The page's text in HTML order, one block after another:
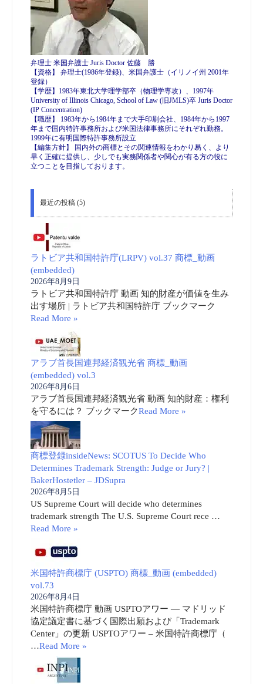
弁理士 米国弁護士 Juris Doctor 佐藤 勝
【資格】 弁理士(1986年登録)、米国弁護士（イリノイ州 2001年
登録）
【学歴】1983年東北大学理学部卒（物理学専攻）、1997年
University of Illinois Chicago, School of Law (旧JMLS)卒 Juris Doctor
(IP Concentration)
【職歴】 1983年から1984年まで大手印刷会社、1984年から1997
年まで国内特許事務所および米国法律事務所にそれぞれ勤務。
1999年に有明国際特許事務所設立
【編集方針】 国内外の商標とその関連情報をわかり易く、より
早く正確に提供し、少しでも実務関係者や関心が有る方の役に
立つことを目指しております。
最近の投稿 (5)
ラトビア共和国特許庁(LRPV) vol.37 商標_動画
(embedded)
2026年8月9日
ラトビア共和国特許庁 動画 知的財産が価値を生み
出す場所 | ラトビア共和国特許庁 ブックマーク
Read More »
アラブ首長国連邦経済観光省 商標_動画
(embedded) vol.3
2026年8月6日
アラブ首長国連邦経済観光省 動画 知的財産：権利
を守るには？ ブックマークRead More »
商標登録insideNews: SCOTUS To Decide Who
Determines Trademark Strength: Judge or Jury? |
BakerHostetler – JDSupra
2026年8月5日
US Supreme Court will decide who determines
trademark strength The U.S. Supreme Court rece …
Read More »
米国特許商標庁 (USPTO) 商標_動画 (embedded)
vol.73
2026年8月4日
米国特許商標庁 動画 USPTOアワー ― マドリッド
協定議定書に基づく国際出願および「Trademark
Center」の更新 USPTOアワー – 米国特許商標庁（
…Read More »